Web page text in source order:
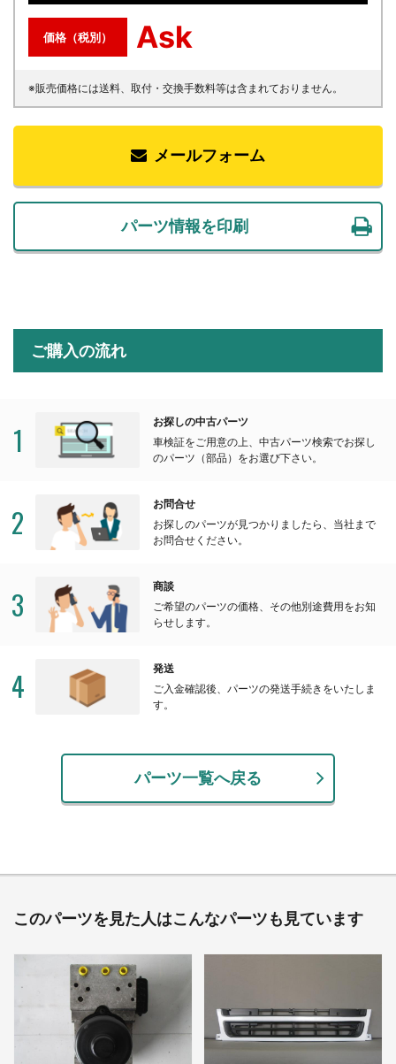
価格（税別） Ask
※販売価格には送料、取付・交換手数料等は含まれておりません。
メールフォーム
パーツ情報を印刷
ご購入の流れ
1
お探しの中古パーツ
車検証をご用意の上、中古パーツ検索でお探し
のパーツ（部品）をお選び下さい。
2
お問合せ
お探しのパーツが見つかりましたら、当社まで
お問合せください。
3
商談
ご希望のパーツの価格、その他別途費用をお知
らせします。
4
発送
ご入金確認後、パーツの発送手続きをいたしま
す。
パーツ一覧へ戻る
このパーツを見た人はこんなパーツも見ています